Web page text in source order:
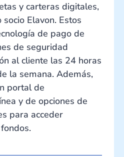
y carteras digitales,
Elavon. Estos
de pago de
de seguridad
al cliente las 24 horas
la semana. Además,
portal de
y de opciones de
para acceder